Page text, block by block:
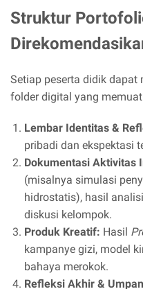
Struktur
Setiap peserta didik dapat
folder digital yang
Lembar Identitas &
pribadi dan ekspektasi
Dokumentasi Aktivitas
(misalnya simulasi
hidrostatis), hasil
diskusi kelompok.
Produk Kreatif: Hasil
kampanye gizi, model
bahaya merokok.
Refleksi Akhir &